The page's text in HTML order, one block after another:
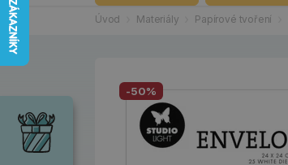
Úvod Materiály Papírové tvoření
-50%
Dárky
Wrendale
Chci si vybrat